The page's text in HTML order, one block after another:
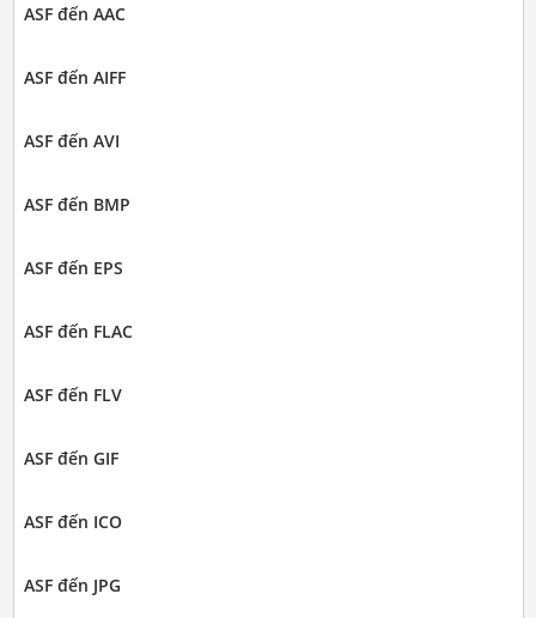
ASF đến AAC
ASF đến AIFF
ASF đến AVI
ASF đến BMP
ASF đến EPS
ASF đến FLAC
ASF đến FLV
ASF đến GIF
ASF đến ICO
ASF đến JPG